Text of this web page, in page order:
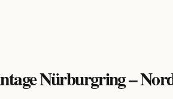
Nürburgring –